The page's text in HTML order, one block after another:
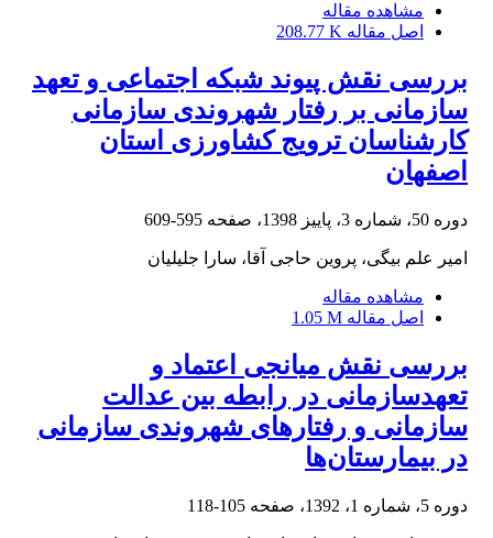
مشاهده مقاله
اصل مقاله 208.77 K
بررسی نقش پیوند شبکه اجتماعی و تعهد
سازمانی بر رفتار شهروندی سازمانی
کارشناسان ترویج کشاورزی استان
اصفهان
دوره 50، شماره 3، پاییز 1398، صفحه 595-609
امیر علم بیگی، پروین حاجی آقا، سارا جلیلیان
مشاهده مقاله
اصل مقاله 1.05 M
بررسی نقش میانجی اعتماد و
تعهدسازمانی در رابطه بین عدالت
سازمانی و رفتارهای شهروندی سازمانی
در بیمارستان‌ها
دوره 5، شماره 1، 1392، صفحه 105-118